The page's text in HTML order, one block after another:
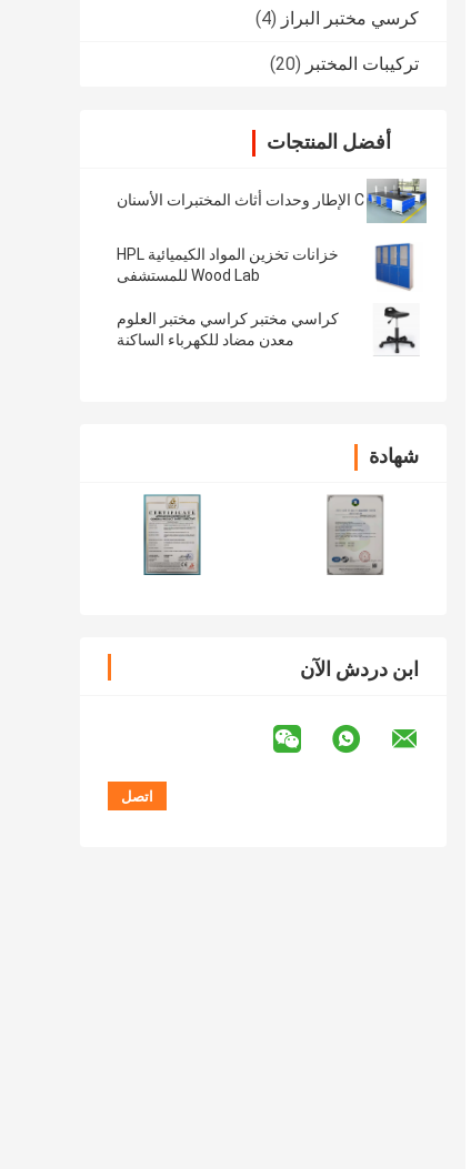
كرسي مختبر البراز (4)
تركيبات المختبر (20)
أفضل المنتجات
C الإطار وحدات أثاث المختبرات الأسنان
خزانات تخزين المواد الكيميائية HPL
Wood Lab للمستشفى
كراسي مختبر كراسي مختبر العلوم
معدن مضاد للكهرباء الساكنة
شهادة
ابن دردش الآن